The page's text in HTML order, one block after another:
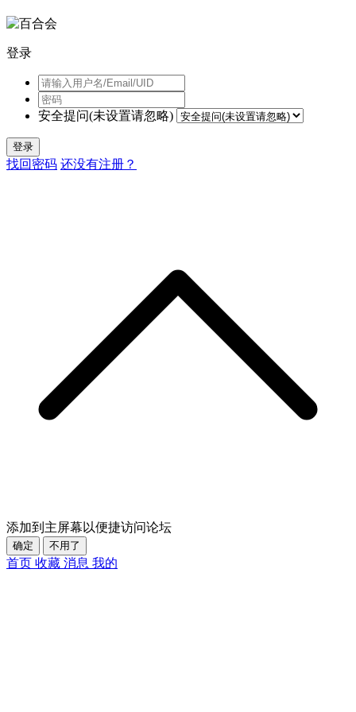
登录
安全提问(未设置请忽略)
登录
找回密码 还没有注册？
添加到主屏幕以便捷访问论坛
确定 不用了
首页 收藏 消息 我的